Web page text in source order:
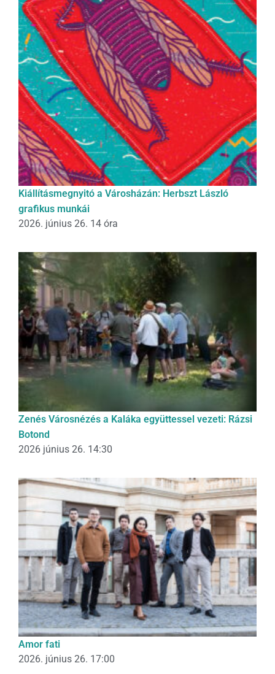
Kiállításmegnyitó a Városházán: Herbszt László
grafikus munkái
2026. június 26. 14 óra
Zenés Városnézés a Kaláka együttessel vezeti: Rázsi
Botond
2026 június 26. 14:30
Amor fati
2026. június 26. 17:00